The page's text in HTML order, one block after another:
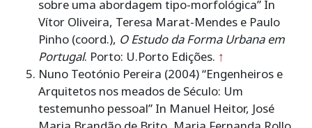
sobre uma abordagem tipo-morfológica” In
Vítor Oliveira, Teresa Marat-Mendes e Paulo
Pinho (coord.), O Estudo da Forma Urbana em
Portugal. Porto: U.Porto Edições. ↑
Nuno Teotónio Pereira (2004) “Engenheiros e
Arquitetos nos meados de Século: Um
testemunho pessoal” In Manuel Heitor, José